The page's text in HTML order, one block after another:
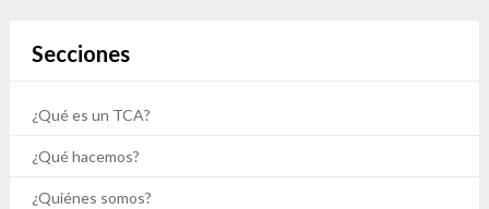
Secciones
¿Qué es un TCA?
¿Qué hacemos?
¿Quiénes somos?